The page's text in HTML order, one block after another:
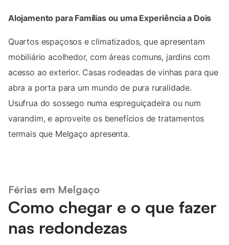
Alojamento para Famílias ou uma Experiência a Dois
Quartos espaçosos e climatizados, que apresentam
mobiliário acolhedor, com áreas comuns, jardins com
acesso ao exterior. Casas rodeadas de vinhas para que
abra a porta para um mundo de pura ruralidade.
Usufrua do sossego numa espreguiçadeira ou num
varandim, e aproveite os benefícios de tratamentos
termais que Melgaço apresenta.
Férias em Melgaço
Como chegar e o que fazer
nas redondezas